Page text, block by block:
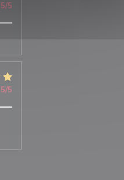
5/5
5/5